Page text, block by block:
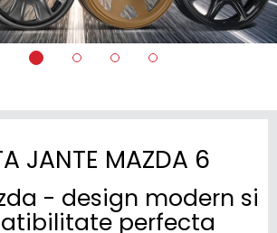
JANTE MAZDA 6
- design modern si
perfecta